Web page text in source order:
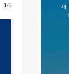
1/5